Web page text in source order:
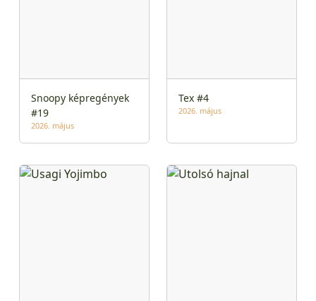
Snoopy képregények
#19
2026. május
Tex #4
2026. május